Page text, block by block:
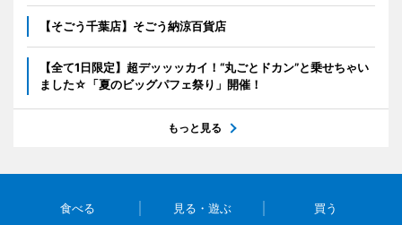
【そごう千葉店】そごう納涼百貨店
【全て1日限定】超デッッッカイ！“丸ごとドカン”と乗せちゃい
ました☆「夏のビッグパフェ祭り」開催！
もっと見る
食べる 見る・遊ぶ 買う